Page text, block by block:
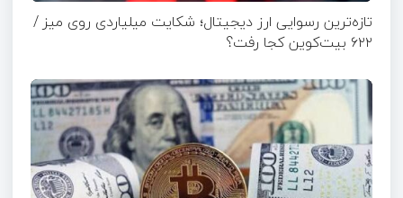
تازه‌ترین رسوایی ارز دیجیتال؛ شکایت میلیاردی روی میز /
۶۲۲ بیت‌کوین کجا رفت؟